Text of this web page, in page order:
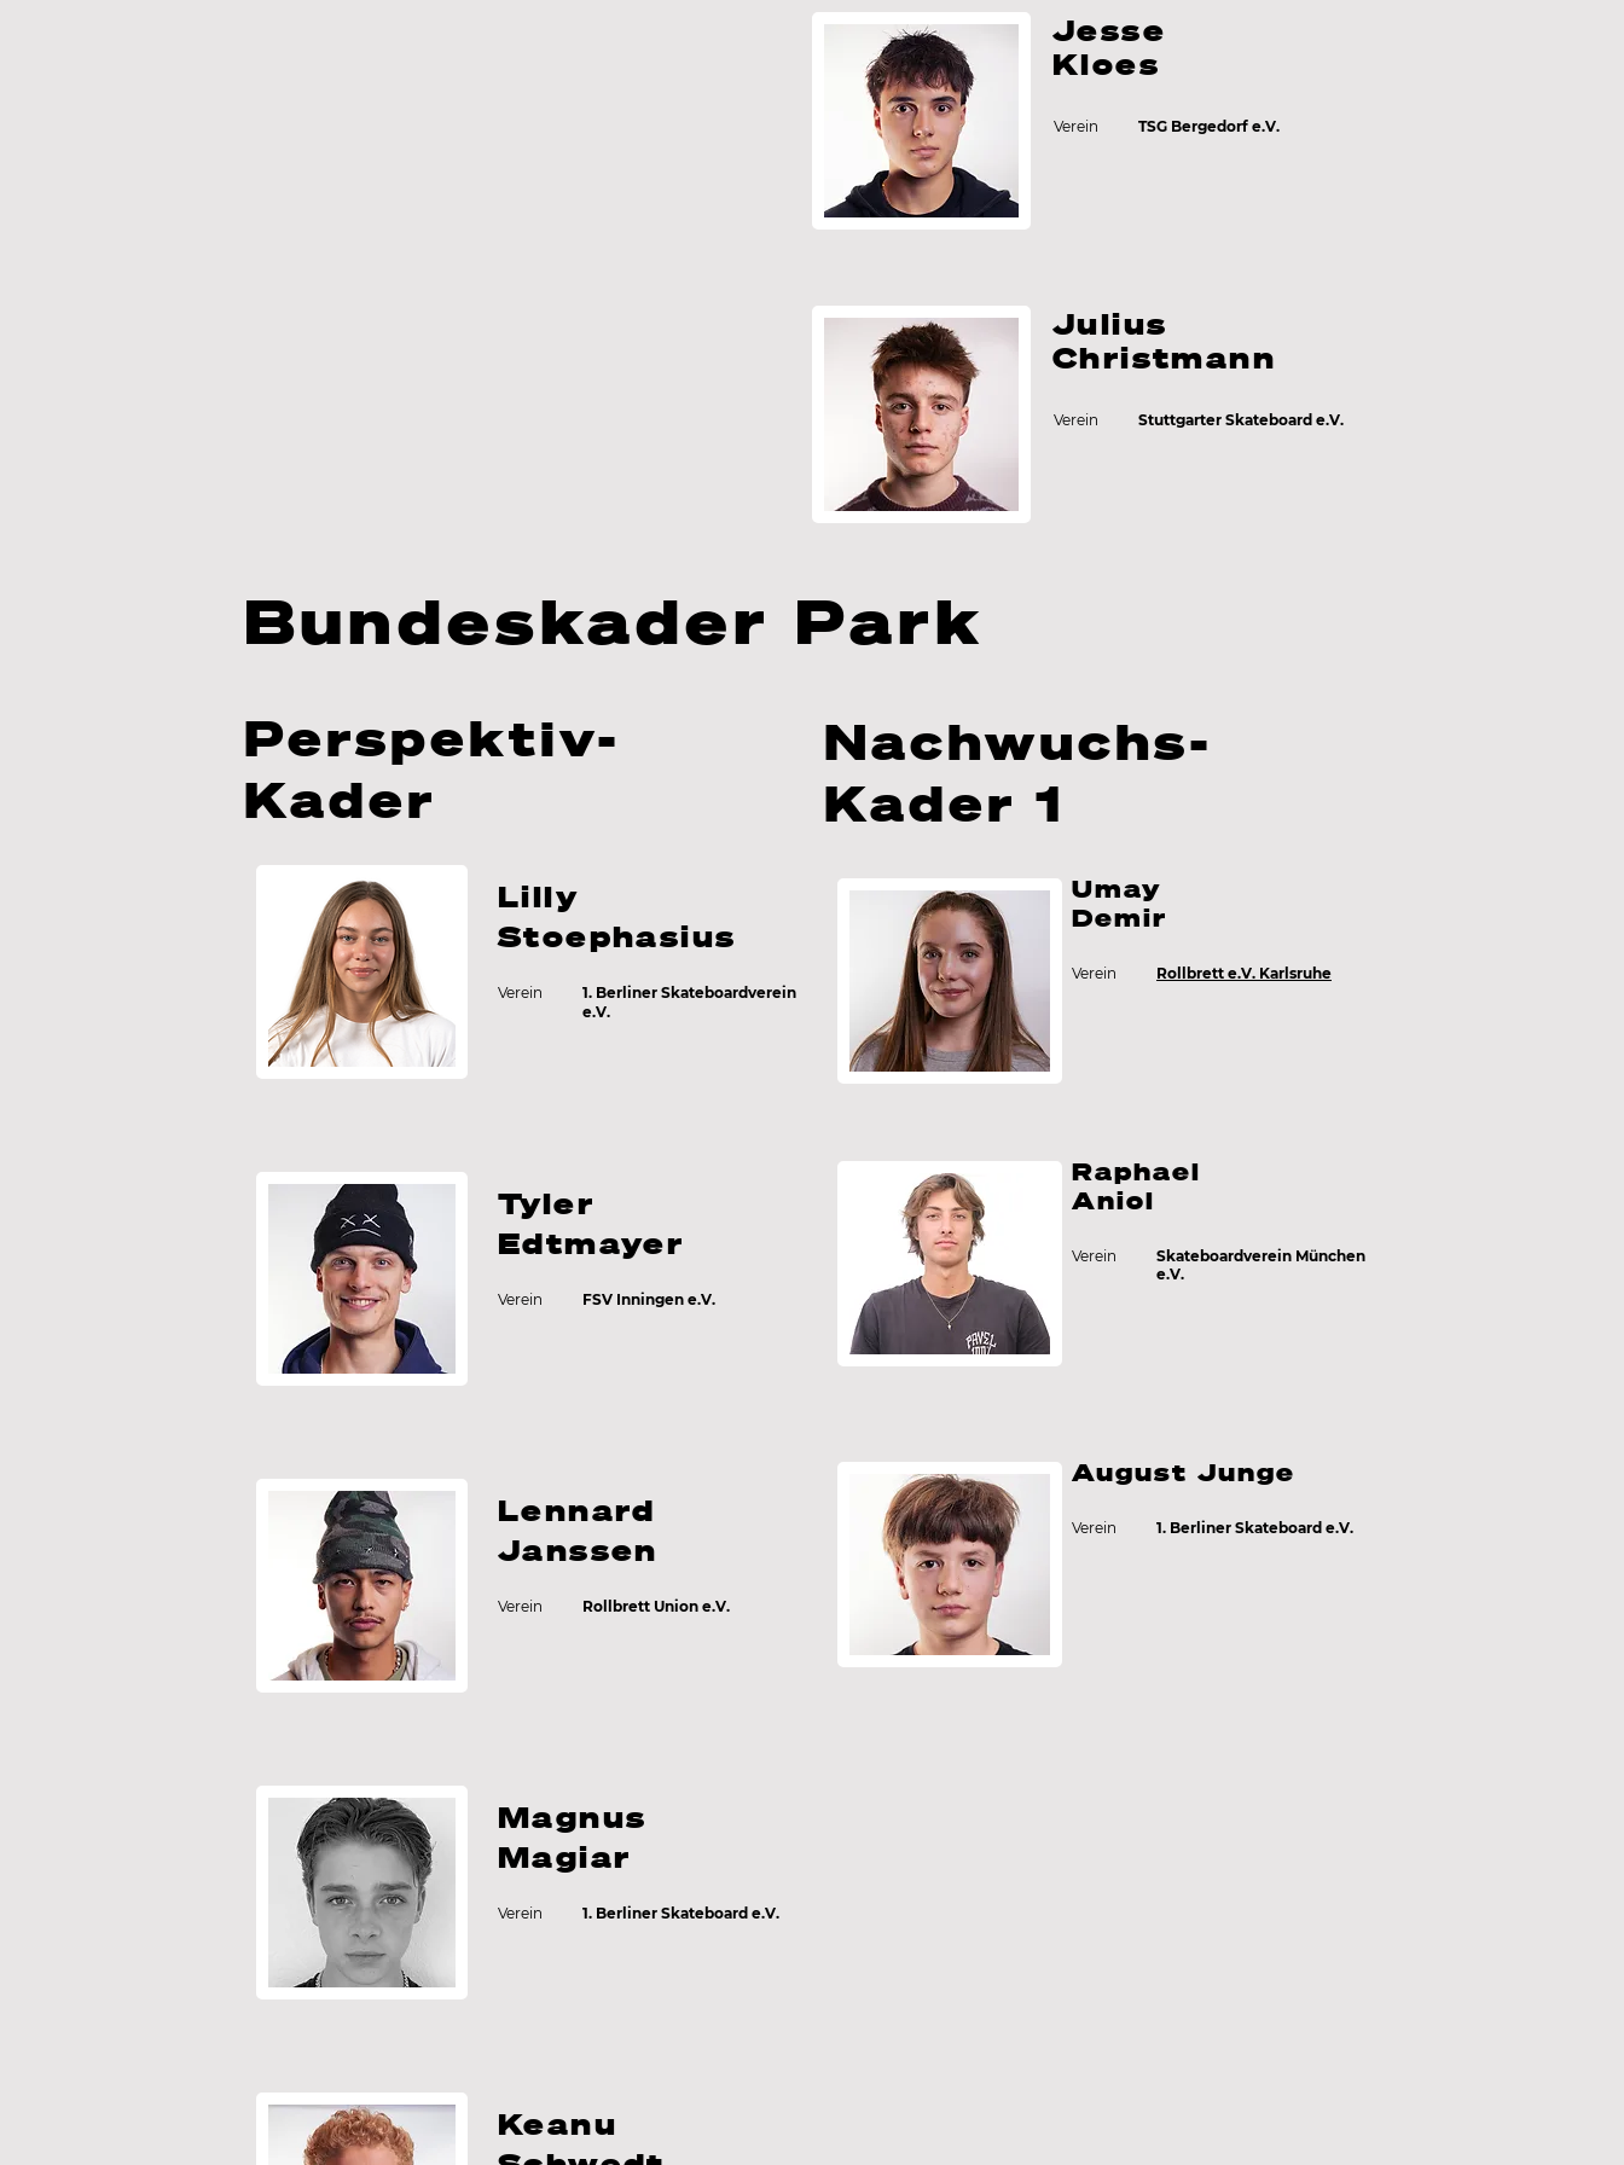
Jesse
Kloes
Verein TSG Bergedorf e.V.
Julius
Christmann
Verein Stuttgarter Skateboard e.V.
Bundeskader Park
Perspektiv-
Kader
Nachwuchs-
Kader 1
Lilly
Stoephasius
Verein
1. Berliner Skateboardverein
e.V.
Tyler
Edtmayer
Verein FSV Inningen e.V.
Lennard
Janssen
Verein Rollbrett Union e.V.
Magnus
Magiar
Verein 1. Berliner Skateboard e.V.
Keanu
Umay
Demir
Verein Rollbrett e.V. Karlsruhe
Raphael
Aniol
Verein
Skateboardverein München
e.V.
August Junge
Verein 1. Berliner Skateboard e.V.